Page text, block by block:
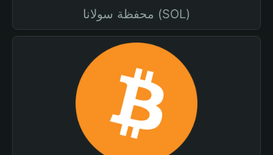
محفظة سولانا (SOL)